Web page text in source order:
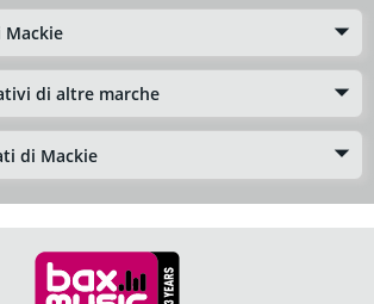
di altre marche
di Mackie